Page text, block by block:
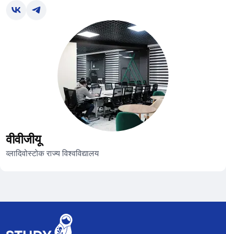
वीवीजीयू
व्लादिवोस्टोक राज्य विश्वविद्यालय